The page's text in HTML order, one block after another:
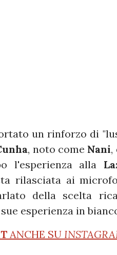
un rinforzo di
, noto come Nani,
l'esperienza alla
rilasciata ai
della scelta
esperienza in
ANCHE SU